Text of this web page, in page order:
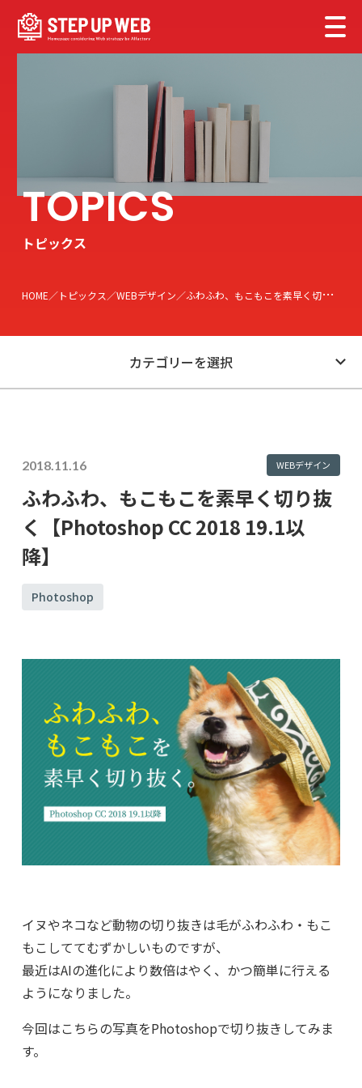
トピックス
HOME トピックス WEBデザイン ふわふわ、もこもこを素早く切り抜く【Photoshop CC 2018 19.1以降】
カテゴリーを選択
2018.11.16 WEBデザイン
ふわふわ、もこもこを素早く切り抜
く【Photoshop CC 2018 19.1以
降】
Photoshop
イヌやネコなど動物の切り抜きは毛がふわふわ・もこ
もこしててむずかしいものですが、
最近はAIの進化により数倍はやく、かつ簡単に行える
ようになりました。
今回はこちらの写真をPhotoshopで切り抜きしてみま
す。